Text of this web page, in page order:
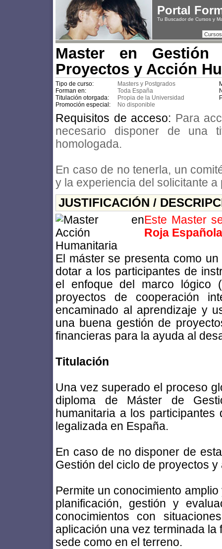
Portal
Tu Buscador de Cursos y
Master en
Proyectos y Acción
Tipo de curso: Masters y Postgrados
Forman en:
Toda España
Titulación otorgada:
Propia de la Universidad
Promoción especial:
No disponible
Requisitos de acceso: Para
necesario disponer de una
homologada.
En caso de no tenerla, un
y la experiencia del solicitante
JUSTIFICACIÓN /
Este Master
Roja Española
El máster se presenta como
dotar a los participantes de
el enfoque del marco lógico
proyectos de cooperación
encaminado al aprendizaje y
una buena gestión de
financieras para la ayuda al
Titulación
Una vez superado el proceso
diploma de Máster de
humanitaria a los
legalizada en España.
En caso de no disponer de
Gestión del ciclo de proyectos
Permite un conocimiento
planificación, gestión y
conocimientos con
aplicación una vez terminada
sede como en el terreno.